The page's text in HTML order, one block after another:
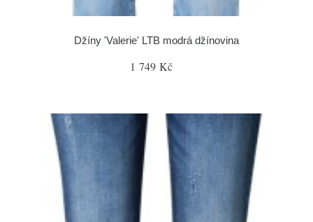
Džíny 'Valerie' LTB modrá džínovina
1 749 Kč